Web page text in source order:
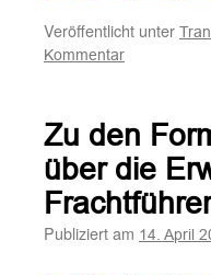
Veröffentlicht unter
Kommentar
Zu den
über die
Publiziert am 14. April